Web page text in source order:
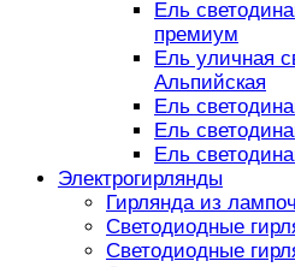
Ель
премиум
Ель уличная
Альпийская
Ель
Ель
Ель
Электрогирлянды
Гирлянда из
Светодиодные
Светодиодные